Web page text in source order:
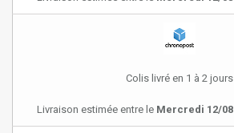
Colis livré en 1 à 2 jours
Livraison estimée entre le Mercredi 12/08